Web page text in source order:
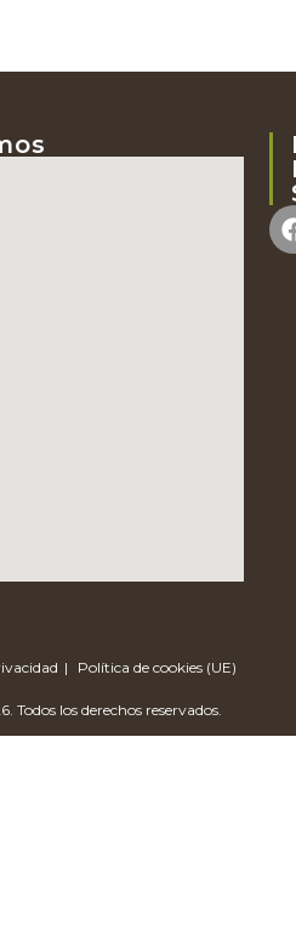
Política de cookies (UE)
Todos los derechos reservados.